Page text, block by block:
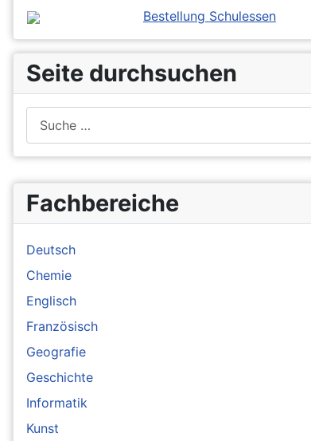
Fachbereiche
Deutsch
Chemie
Englisch
Französisch
Geografie
Geschichte
Informatik
Kunst
Bestellung Schulessen
Seite durchsuchen